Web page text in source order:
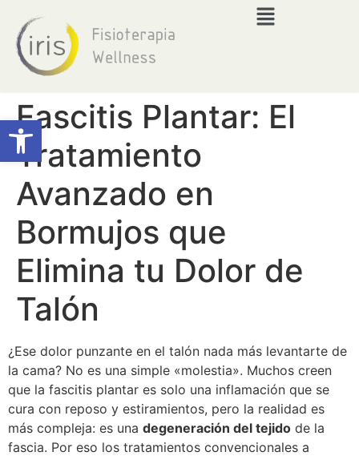
Abrir barra de herramientas
Fascitis Plantar: El
Tratamiento
Avanzado en
Bormujos que
Elimina tu Dolor de
Talón
¿Ese dolor punzante en el talón nada más levantarte de
la cama? No es una simple «molestia». Muchos creen
que la fascitis plantar es solo una inflamación que se
cura con reposo y estiramientos, pero la realidad es
más compleja: es una degeneración del tejido de la
fascia. Por eso los tratamientos convencionales a